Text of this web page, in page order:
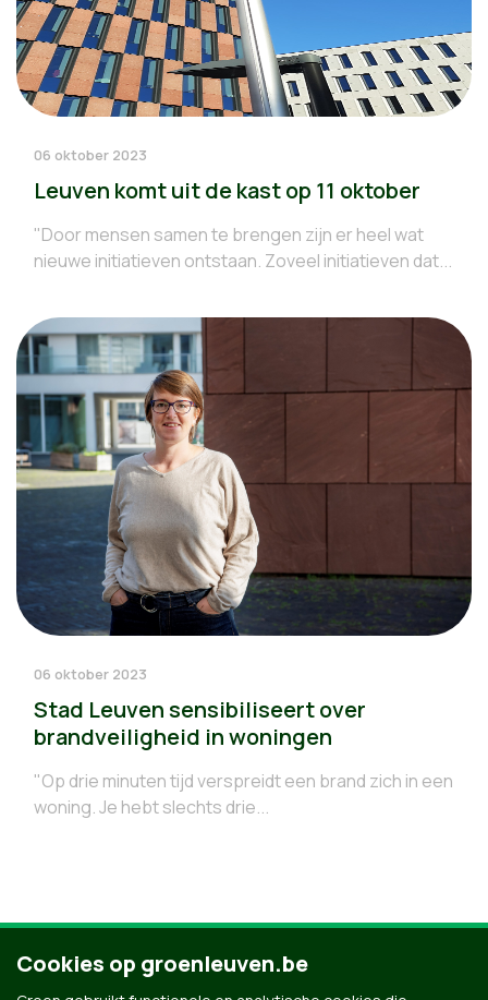
06 oktober 2023
Leuven komt uit de kast op 11 oktober
"Door mensen samen te brengen zijn er heel wat
nieuwe initiatieven ontstaan. Zoveel initiatieven dat...
06 oktober 2023
Stad Leuven sensibiliseert over
brandveiligheid in woningen
"Op drie minuten tijd verspreidt een brand zich in een
woning. Je hebt slechts drie...
8 9 10 11
Cookies op groenleuven.be